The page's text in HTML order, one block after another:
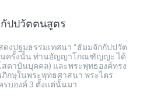
ปปวัตตนสูตร
งปฐมธรรมเทศนา “ธัมมจักกัปปวัต
นครั้งนั้น ท่านอัญญาโกณฑัญญะ ได้
สดาบันบุคคล) และพระพุทธองค์ทรง
กษุในพระพุทธศาสนา พระไตร
บองค์ 3 ตั้งแต่นั้นมา